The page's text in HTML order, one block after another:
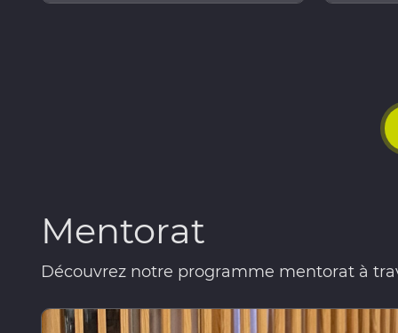
Mentorat
Découvrez notre programme mentorat à